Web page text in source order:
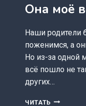
Она моё
Наши родители
поженимся, а
Но из-за одной
всё пошло не
других…
ЧИТАТЬ ОНА